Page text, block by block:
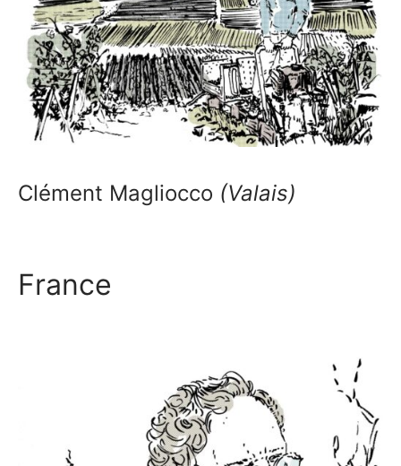
Clément Magliocco (Valais)
France